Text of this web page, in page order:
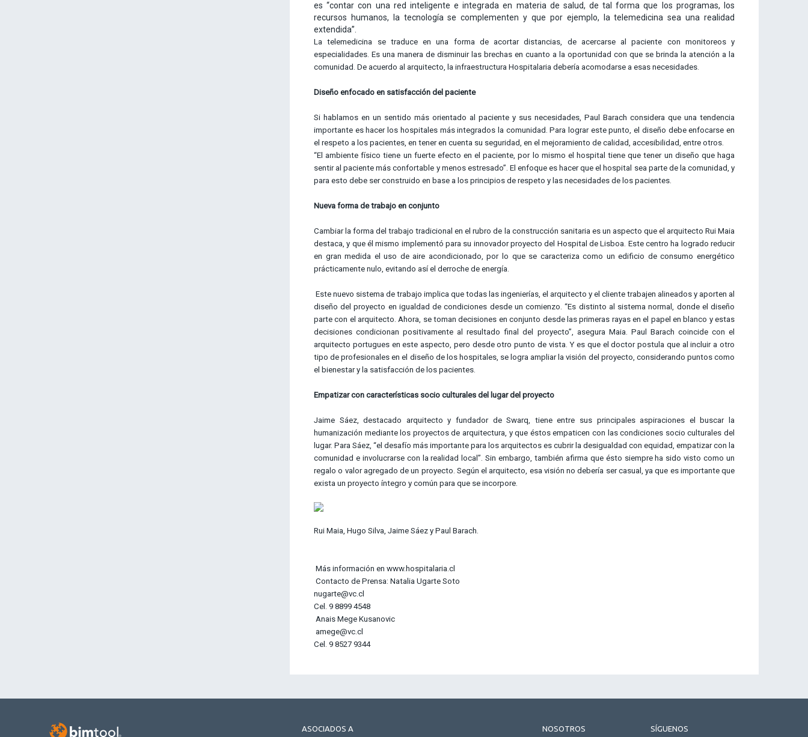
es “contar con una red inteligente e integrada en materia de salud, de tal forma que los programas, los
recursos humanos, la tecnología se complementen y que por ejemplo, la telemedicina sea una realidad
extendida”.
La telemedicina se traduce en una forma de acortar distancias, de acercarse al paciente con monitoreos y
especialidades. Es una manera de disminuir las brechas en cuanto a la oportunidad con que se brinda la atención a la
comunidad. De acuerdo al arquitecto, la infraestructura Hospitalaria debería acomodarse a esas necesidades.
Diseño enfocado en satisfacción del paciente
Si hablamos en un sentido más orientado al paciente y sus necesidades, Paul Barach considera que una tendencia
importante es hacer los hospitales más integrados la comunidad. Para lograr este punto, el diseño debe enfocarse en
el respeto a los pacientes, en tener en cuenta su seguridad, en el mejoramiento de calidad, accesibilidad, entre otros.
“El ambiente físico tiene un fuerte efecto en el paciente, por lo mismo el hospital tiene que tener un diseño que haga
sentir al paciente más confortable y menos estresado”. El enfoque es hacer que el hospital sea parte de la comunidad, y
para esto debe ser construido en base a los principios de respeto y las necesidades de los pacientes.
Nueva forma de trabajo en conjunto
Cambiar la forma del trabajo tradicional en el rubro de la construcción sanitaria es un aspecto que el arquitecto Rui Maia
destaca, y que él mismo implementó para su innovador proyecto del Hospital de Lisboa. Este centro ha logrado reducir
en gran medida el uso de aire acondicionado, por lo que se caracteriza como un edificio de consumo energético
prácticamente nulo, evitando así el derroche de energía.
Este nuevo sistema de trabajo implica que todas las ingenierías, el arquitecto y el cliente trabajen alineados y aporten al
diseño del proyecto en igualdad de condiciones desde un comienzo. “Es distinto al sistema normal, donde el diseño
parte con el arquitecto. Ahora, se toman decisiones en conjunto desde las primeras rayas en el papel en blanco y estas
decisiones condicionan positivamente al resultado final del proyecto”, asegura Maia. Paul Barach coincide con el
arquitecto portugues en este aspecto, pero desde otro punto de vista. Y es que el doctor postula que al incluir a otro
tipo de profesionales en el diseño de los hospitales, se logra ampliar la visión del proyecto, considerando puntos como
el bienestar y la satisfacción de los pacientes.
Empatizar con características socio culturales del lugar del proyecto
Jaime Sáez, destacado arquitecto y fundador de Swarq, tiene entre sus principales aspiraciones el buscar la
humanización mediante los proyectos de arquitectura, y que éstos empaticen con las condiciones socio culturales del
lugar. Para Sáez, “el desafío más importante para los arquitectos es cubrir la desigualdad con equidad, empatizar con la
comunidad e involucrarse con la realidad local”. Sin embargo, también afirma que ésto siempre ha sido visto como un
regalo o valor agregado de un proyecto. Según el arquitecto, esa visión no debería ser casual, ya que es importante que
exista un proyecto íntegro y común para que se incorpore.
Rui Maia, Hugo Silva, Jaime Sáez y Paul Barach.
Más información en www.hospitalaria.cl
Contacto de Prensa: Natalia Ugarte Soto
nugarte@vc.cl
Cel. 9 8899 4548
Anais Mege Kusanovic
amege@vc.cl
Cel. 9 8527 9344
ASOCIADOS A NOSOTROS SÍGUENOS